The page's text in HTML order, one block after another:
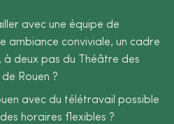
avec une équipe de
ambiance conviviale, un cadre
deux pas du Théâtre des
Rouen ?
avec du télétravail possible
horaires flexibles ?